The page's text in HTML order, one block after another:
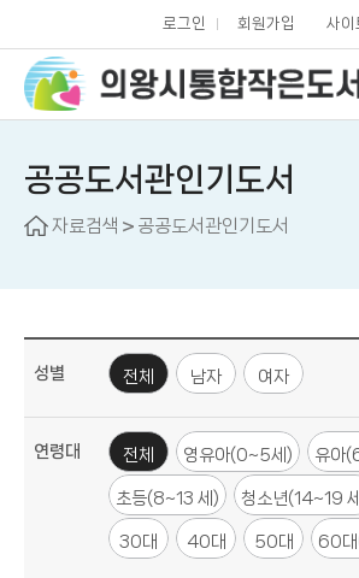
로그인 회원가입 사이
공공도서관인기도서
자료검색 공공도서관인기도서
성별 전체 남자 여자
연령대 전체 영유아(0~5세) 유아
초등(8~13 세) 청소년(14~19
30대 40대 50대 60대